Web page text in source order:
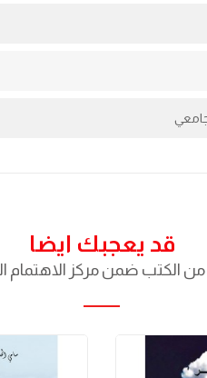
قد يعجبك ايضا
من الكتب ضمن مركز الاهتمام